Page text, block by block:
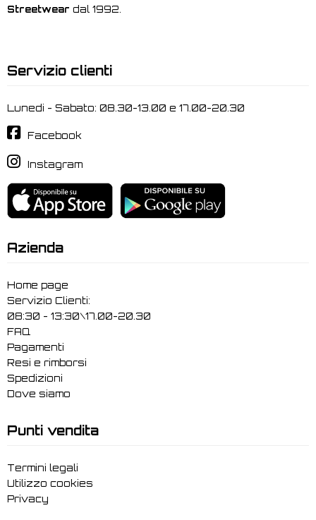
Streetwear dal 1992.
Servizio clienti
Lunedi - Sabato: 08.30-13.00 e 17.00-20.30
Facebook
Instagram
Azienda
Home page
Servizio Clienti:
08:30 - 13:30\17.00-20.30
FAQ
Pagamenti
Resi e rimborsi
Spedizioni
Dove siamo
Punti vendita
Termini legali
Utilizzo cookies
Privacy